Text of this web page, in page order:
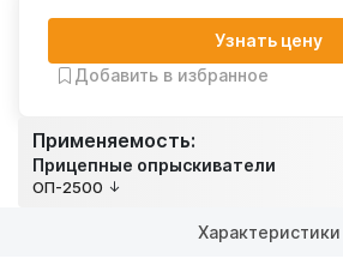
Применяемость:
Прицепные опрыскиватели
ОП-2500
Узнать цену
Добавить в избранное
Характеристики